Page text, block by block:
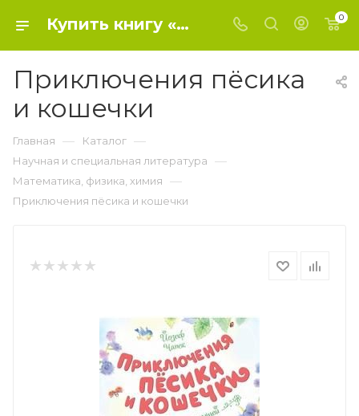
Купить книгу «Приключения пёсика и кошечки» 2018, Йозеф Чапек - Математика, физика, химия 0
Приключения пёсика
и кошечки
Главная — Каталог —
Научная и специальная литература —
Математика, физика, химия —
Приключения пёсика и кошечки